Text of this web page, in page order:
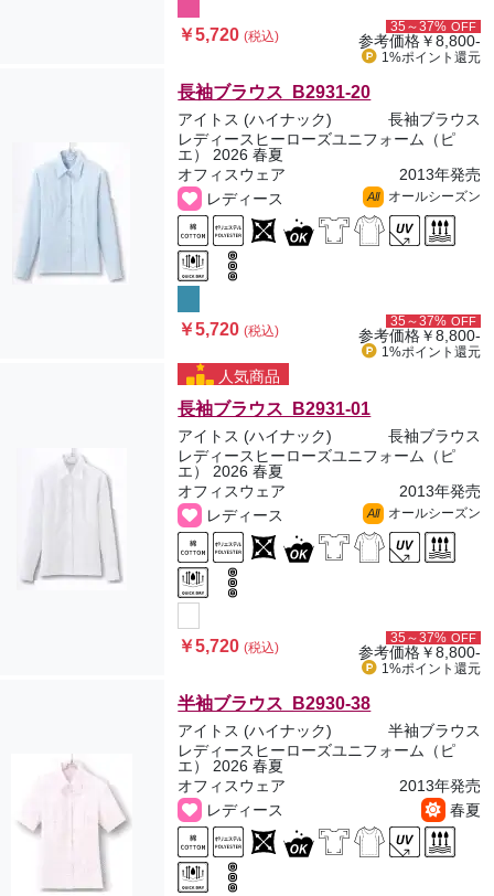
￥5,720(税込)
35～37% OFF
参考価格￥8,800-
1%ポイント 還元
長袖ブラウス B2931-20
アイトス (ハイナック)
長袖ブラウス
レディースヒーローズユニフォーム（ピ
エ） 2026 春夏
オフィスウェア
2013年発売
レディース
All オールシーズン
￥5,720(税込)
35～37% OFF
参考価格￥8,800-
1%ポイント 還元
人気商品
長袖ブラウス B2931-01
アイトス (ハイナック)
長袖ブラウス
レディースヒーローズユニフォーム（ピ
エ） 2026 春夏
オフィスウェア
2013年発売
レディース
All オールシーズン
￥5,720(税込)
35～37% OFF
参考価格￥8,800-
1%ポイント 還元
半袖ブラウス B2930-38
アイトス (ハイナック)
半袖ブラウス
レディースヒーローズユニフォーム（ピ
エ） 2026 春夏
オフィスウェア
2013年発売
レディース
春夏